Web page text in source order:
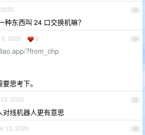
33
种东西叫 24 口交换机嘛？
34
2020 2
?from_chp
思考下。
35
2020
线机器人更有意思
36
13, 2020